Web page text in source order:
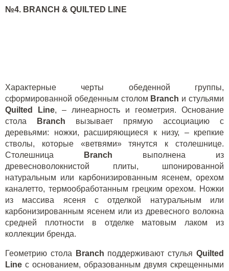
№4. BRANCH & QUILTED LINE
Характерные черты обеденной группы,
сформированной обеденным столом Branch и стульями
Quilted
Line, – линеарность и геометрия. Основание
стола
Branch
вызывает прямую ассоциацию с
деревьями: ножки, расширяющиеся к низу, – крепкие
стволы, которые «ветвями» тянутся к столешнице.
Столешница
Branch
выполнена из
древесноволокнистой плиты, шпонированной
натуральным или карбонизированным ясенем, орехом
каналетто, термообработанным грецким орехом. Ножки
из массива ясеня с отделкой натуральным или
карбонизированным ясенем или из древесного волокна
средней плотности в отделке матовым лаком из
коллекции бренда.
Геометрию стола Branch поддерживают стульяQuilted
Line с основанием, образованным двумя скрещенными